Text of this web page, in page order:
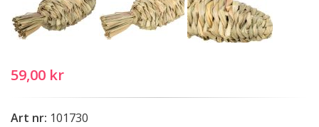
59,00 kr
Art nr: 101730